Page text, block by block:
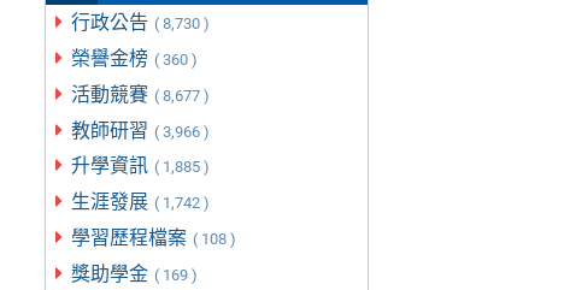
行政公告 ( 8,730 )
榮譽金榜 ( 360 )
活動競賽 ( 8,677 )
教師研習 ( 3,966 )
升學資訊 ( 1,885 )
生涯發展 ( 1,742 )
學習歷程檔案 ( 108 )
獎助學金 ( 169 )